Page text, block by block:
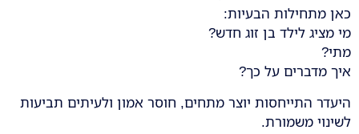
כאן מתחילות הבעיות:
מי מציג לילד בן זוג חדש?
מתי?
איך מדברים על כך?
היעדר התייחסות יוצר מתחים, חוסר אמון ולעיתים תביעות
לשינוי משמורת.